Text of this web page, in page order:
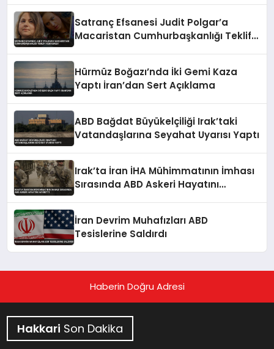
Satranç Efsanesi Judit Polgar’a
Macaristan Cumhurbaşkanlığı Teklifi
Hürmüz Boğazı’nda İki Gemi Kaza
Yaptı İran’dan Sert Açıklama
ABD Bağdat Büyükelçiliği Irak’taki
Vatandaşlarına Seyahat Uyarısı Yaptı
Irak’ta İran İHA Mühimmatının İmhası
Sırasında ABD Askeri Hayatını
İran Devrim Muhafızları ABD
Tesislerine Saldırdı
Haberin Doğru Adresi
Hakkari Son Dakika